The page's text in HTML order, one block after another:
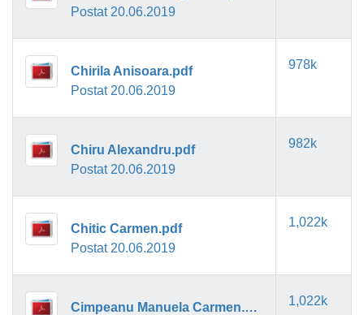
Postat 20.06.2019
Chirila Anisoara.pdf
Postat 20.06.2019
978k
Chiru Alexandru.pdf
Postat 20.06.2019
982k
Chitic Carmen.pdf
Postat 20.06.2019
1,022k
Cimpeanu Manuela Carmen.pdf
1,022k